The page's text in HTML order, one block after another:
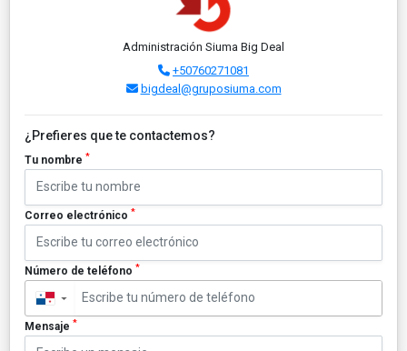
Administración Siuma Big Deal
+50760271081
bigdeal@gruposiuma.com
¿Prefieres que te contactemos?
Tu nombre *
Correo electrónico *
Número de teléfono *
▼
Mensaje *